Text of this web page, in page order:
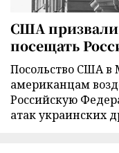
США призвали
посещать
Посольство США в
американцам
Российскую
атак украинских